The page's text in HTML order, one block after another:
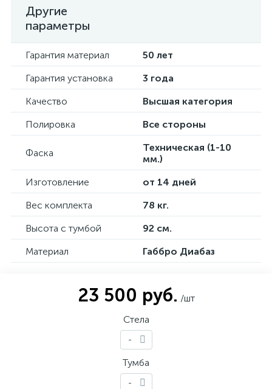
Другие
параметры
Гарантия материал
50 лет
Гарантия установка
3 года
Качество
Высшая категория
Полировка
Все стороны
Фаска
Техническая (1-10
мм.)
Изготовление
от 14 дней
Вес комплекта
78 кг.
Высота с тумбой
92 см.
Материал
Габбро Диабаз
23 500 руб. /шт
Стела
-
Тумба
-